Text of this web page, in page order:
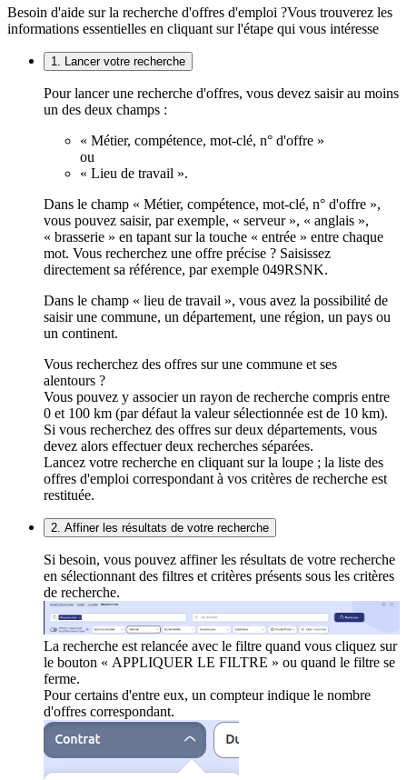
Besoin d'aide sur la recherche d'offres d'emploi ?Vous trouverez les
informations essentielles en cliquant sur l'étape qui vous intéresse
1. Lancer votre recherche
Pour lancer une recherche d'offres, vous devez saisir au moins
un des deux champs :
« Métier, compétence, mot-clé, n° d'offre »
ou
« Lieu de travail ».
Dans le champ « Métier, compétence, mot-clé, n° d'offre »,
vous pouvez saisir, par exemple, « serveur », « anglais »,
« brasserie » en tapant sur la touche « entrée » entre chaque
mot. Vous recherchez une offre précise ? Saisissez
directement sa référence, par exemple 049RSNK.
Dans le champ « lieu de travail », vous avez la possibilité de
saisir une commune, un département, une région, un pays ou
un continent.
Vous recherchez des offres sur une commune et ses
alentours ?
Vous pouvez y associer un rayon de recherche compris entre
0 et 100 km (par défaut la valeur sélectionnée est de 10 km).
Si vous recherchez des offres sur deux départements, vous
devez alors effectuer deux recherches séparées.
Lancez votre recherche en cliquant sur la loupe ; la liste des
offres d'emploi correspondant à vos critères de recherche est
restituée.
2. Affiner les résultats de votre recherche
Si besoin, vous pouvez affiner les résultats de votre recherche
en sélectionnant des filtres et critères présents sous les critères
de recherche.
La recherche est relancée avec le filtre quand vous cliquez sur
le bouton « APPLIQUER LE FILTRE » ou quand le filtre se
ferme.
Pour certains d'entre eux, un compteur indique le nombre
d'offres correspondant.